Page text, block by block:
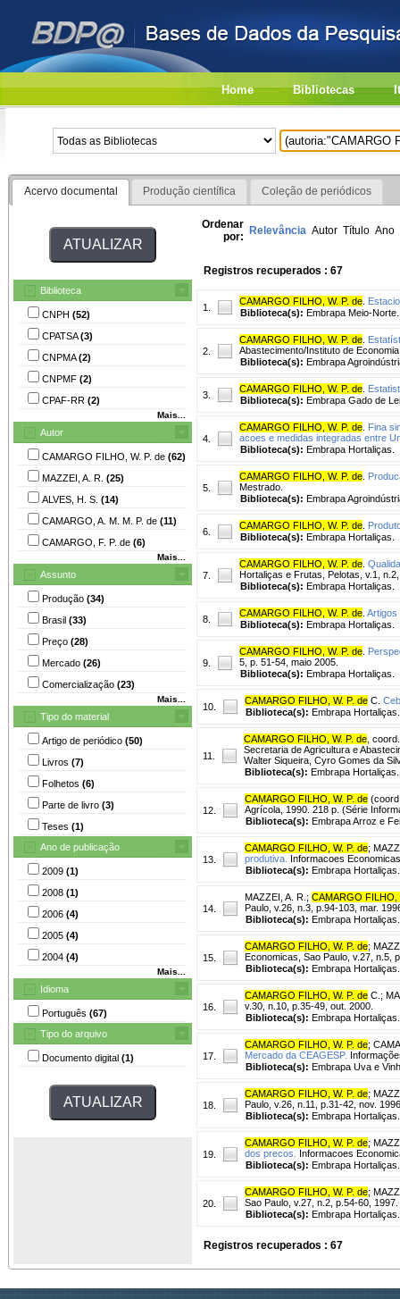
Home Bibliotecas
Acervo documental Produção científica Coleção de periódicos
Biblioteca
CNPH (52)
CPATSA(3)
CNPMA(2)
CNPMF (2)
CPAF-RR (2)
Mais...
Autor
CAMARGO FILHO, W. P. de (62)
MAZZEI, A. R. (25)
ALVES, H. S. (14)
CAMARGO, A. M. M. P. de (11)
CAMARGO, F. P. de (6)
Mais...
Assunto
Produção (34)
Brasil (33)
Preço (28)
Mercado (26)
Comercialização (23)
Mais...
Tipo do material
Artigo de periódico (50)
Livros (7)
Folhetos (6)
Parte de livro (3)
Teses (1)
Ano de publicação
2009 (1)
2008 (1)
2006 (4)
2005 (4)
2004 (4)
Mais...
Idioma
Português (67)
Tipo do arquivo
Documento digital (1)
Ordenar
por: Relevância Autor Título Ano
Registros recuperados : 67
1.
CAMARGO FILHO, W. P. de
Biblioteca(s): Embrapa Meio-Norte.
2.
CAMARGO FILHO, W. P. de
Abastecimento/Instituto de
Biblioteca(s): Embrapa
3.
CAMARGO FILHO, W. P. de
Biblioteca(s): Embrapa Gado de
4.
CAMARGO FILHO, W. P. de Fina
acoes e medidas integradas entre
Biblioteca(s): Embrapa Hortaliças.
5.
CAMARGO FILHO, W. P. de
Mestrado.
Biblioteca(s): Embrapa
6.
CAMARGO FILHO, W. P. de
Biblioteca(s): Embrapa Hortaliças.
7.
CAMARGO FILHO, W. P. de
Hortaliças e Frutas, Pelotas, v.1,
Biblioteca(s): Embrapa Hortaliças.
8.
CAMARGO FILHO, W. P. de Artigos
Biblioteca(s): Embrapa Hortaliças.
9.
CAMARGO FILHO, W. P. de
5, p. 51-54, maio 2005.
Biblioteca(s): Embrapa Hortaliças.
10.
CAMARGO FILHO, W. P. de C.
Biblioteca(s): Embrapa Hortaliças.
11.
CAMARGO FILHO, W. P. de , coord.
Secretaria de Agricultura e
Walter Siqueira, Cyro Gomes da
Biblioteca(s): Embrapa Hortaliças.
12.
CAMARGO FILHO, W. P. de
Agrícola, 1990. 218 p. (Série
Biblioteca(s): Embrapa Arroz e
13.
CAMARGO FILHO, W. P. de;
produtiva. Informacoes
Biblioteca(s): Embrapa Hortaliças.
14.
MAZZEI, A. R. ; CAMARGO FILHO,
Paulo, v.26, n.3, p.94-103, mar.
Biblioteca(s): Embrapa Hortaliças.
15.
CAMARGO FILHO, W. P. de;
Economicas, Sao Paulo, v.27, n.5,
Biblioteca(s): Embrapa Hortaliças.
16.
CAMARGO FILHO, W. P. de C. ;
v.30, n.10, p.35-49, out. 2000.
Biblioteca(s): Embrapa Hortaliças.
17.
CAMARGO FILHO, W. P. de;
Mercado da CEAGESP.
Biblioteca(s): Embrapa Uva e
18.
CAMARGO FILHO, W. P. de;
Paulo, v.26, n.11, p.31-42, nov.
Biblioteca(s): Embrapa Hortaliças.
19.
CAMARGO FILHO, W. P. de;
dos precos.
Informacoes
Biblioteca(s): Embrapa Hortaliças.
20.
CAMARGO FILHO, W. P. de;
Sao Paulo, v.27, n.2, p.54-60, 1997.
Biblioteca(s): Embrapa Hortaliças.
Registros recuperados : 67